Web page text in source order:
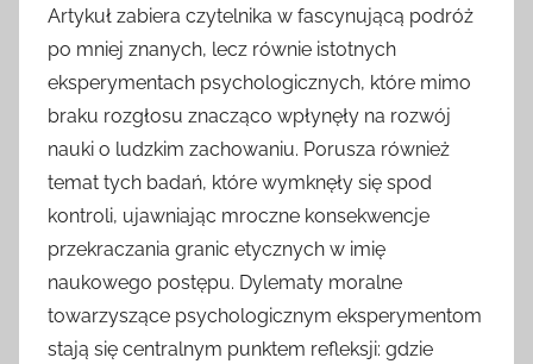
Artykuł zabiera czytelnika w fascynującą podróż
po mniej znanych, lecz równie istotnych
eksperymentach psychologicznych, które mimo
braku rozgłosu znacząco wpłynęły na rozwój
nauki o ludzkim zachowaniu. Porusza również
temat tych badań, które wymknęły się spod
kontroli, ujawniając mroczne konsekwencje
przekraczania granic etycznych w imię
naukowego postępu. Dylematy moralne
towarzyszące psychologicznym eksperymentom
stają się centralnym punktem refleksji: gdzie